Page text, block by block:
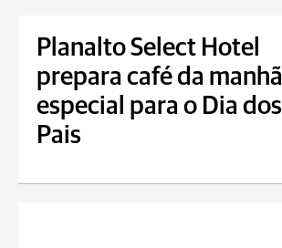
Planalto Select Hotel
prepara café da manhã
especial para o Dia dos
Pais